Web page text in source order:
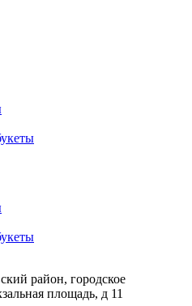
район, городское
площадь, д 11